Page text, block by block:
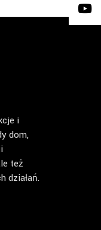
i
dom,
też
działań.